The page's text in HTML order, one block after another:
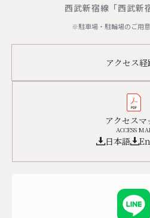
西武新宿線「西武新
※駐車場・駐輪場のご用意
アクセス経
アクセスマ
ACCESS
日本語